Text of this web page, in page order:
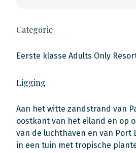
Categorie
Eerste klasse Adults Only
Ligging
Aan het witte zandstrand van
oostkant van het eiland en op
van de luchthaven en van Port
in een tuin met tropische